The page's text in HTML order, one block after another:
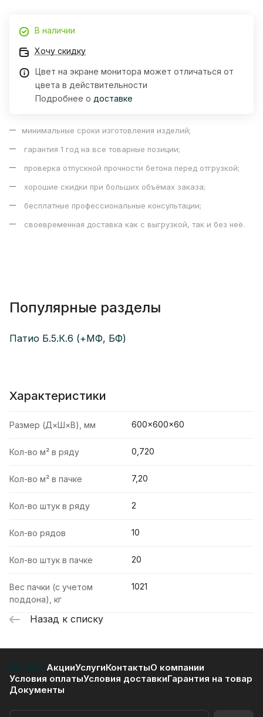
В наличии
Хочу скидку
Цвет на экране монитора может отличаться от
цвета в действительности
Подробнее о доставке
минимальные сроки изготовления изделий;
гарантия 1 год на все товарные позиции;
проверка отпускной прочности бетона перед отгрузкой;
хорошие скидки при больших объёмах заказа;
бесплатные профессиональные консультации;
своевременная доставка как с выгрузкой, так и без неё.
Популярные разделы
Патио Б.5.К.6 (+МФ, БФ)
Характеристики
Размер (Д×Ш×В), мм 600×600×60
Кол-во м² в ряду 0,720
Кол-во м² в пачке 7,20
Кол-во штук в ряду 2
Кол-во рядов 10
Кол-во штук в пачке 20
Вес пачки (с учетом
поддона), кг
1021
Назад к списку
КаталогАкцииУслугиКонтактыО компании
Условия оплатыУсловия доставкиГарантия на товар
Документы